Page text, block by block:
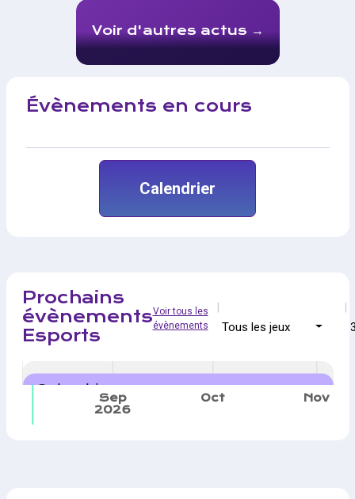
Voir d'autres actus
Évènements en cours
Calendrier
Prochains
évènements
Esports
Voir tous les
évènements
Tous les jeux
Sep
2026
Oct Nov
Calendrier